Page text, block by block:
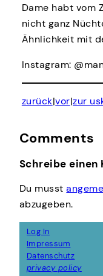
Dame habt vom
nicht ganz
Ähnlichkeit mit
Instagram:
zurück|vor|zur
Comments
Schreibe einen
Du musst
abzugeben.
Log In
Impressum
Datenschutz
privacy policy